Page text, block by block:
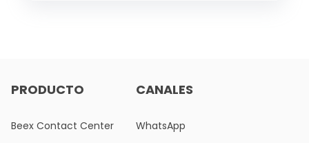
PRODUCTO
Beex Contact Center
CANALES
WhatsApp